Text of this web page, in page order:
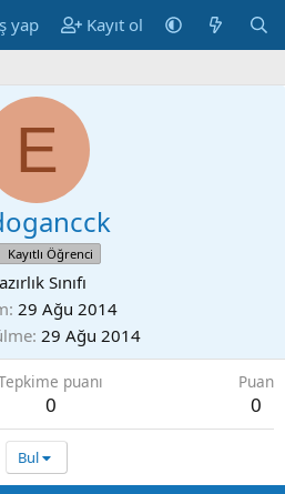
yap Kayıt ol
E
Kayıtlı Öğrenci
Sınıfı
29 Ağu 2014
29 Ağu 2014
puanı
0
Puan
0
Bul